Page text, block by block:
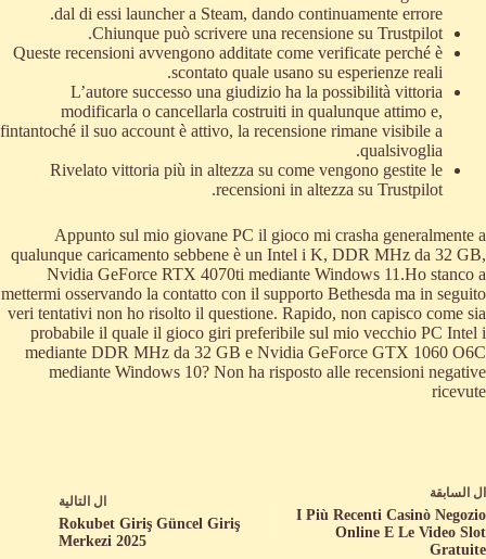
dal di essi launcher a Steam, dando continuamente errore.
Chiunque può scrivere una recensione su Trustpilot.
Queste recensioni avvengono additate come verificate perché è
scontato quale usano su esperienze reali.
L’autore successo una giudizio ha la possibilità vittoria
modificarla o cancellarla costruiti in qualunque attimo e,
fintantoché il suo account è attivo, la recensione rimane visibile a
qualsivoglia.
Rivelato vittoria più in altezza su come vengono gestite le
recensioni in altezza su Trustpilot.
Appunto sul mio giovane PC il gioco mi crasha generalmente a
qualunque caricamento sebbene è un Intel i K, DDR MHz da 32 GB,
Nvidia GeForce RTX 4070ti mediante Windows 11.Ho stanco a
mettermi osservando la contatto con il supporto Bethesda ma in seguito
veri tentativi non ho risolto il questione. Rapido, non capisco come sia
probabile il quale il gioco giri preferibile sul mio vecchio PC Intel i
mediante DDR MHz da 32 GB e Nvidia GeForce GTX 1060 O6C
mediante Windows 10? Non ha risposto alle recensioni negative
ricevute
ال السابقة
I Più Recenti Casinò Negozio
Online E Le Video Slot
Gratuite
ال التالية
Rokubet Giriş Güncel Giriş
Merkezi 2025